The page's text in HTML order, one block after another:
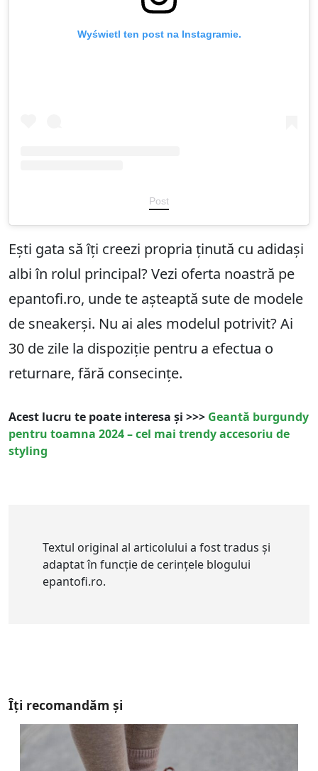
Wyświetl ten post na Instagramie.
Post
Ești gata să îți creezi propria ținută cu adidași
albi în rolul principal? Vezi oferta noastră pe
epantofi.ro, unde te așteaptă sute de modele
de sneakerși. Nu ai ales modelul potrivit? Ai
30 de zile la dispoziție pentru a efectua o
returnare, fără consecințe.
Acest lucru te poate interesa și >>> Geantă burgundy
pentru toamna 2024 – cel mai trendy accesoriu de
styling
Textul original al articolului a fost tradus și
adaptat în funcție de cerințele blogului
epantofi.ro.
Îți recomandăm și